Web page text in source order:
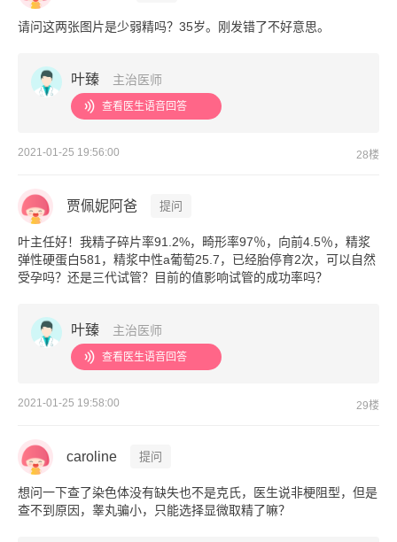
请问这两张图片是少弱精吗？35岁。刚发错了不好意思。
叶臻 主治医师
查看医生语音回答
2021-01-25 19:56:00 28楼
贾佩妮阿爸 提问
叶主任好！我精子碎片率91.2%，畸形率97％，向前4.5％，精浆
弹性硬蛋白581，精浆中性a葡萄25.7，已经胎停育2次，可以自然
受孕吗？还是三代试管？目前的值影响试管的成功率吗？
叶臻 主治医师
查看医生语音回答
2021-01-25 19:58:00 29楼
caroline 提问
想问一下查了染色体没有缺失也不是克氏，医生说非梗阻型，但是
查不到原因，睾丸骗小，只能选择显微取精了嘛？